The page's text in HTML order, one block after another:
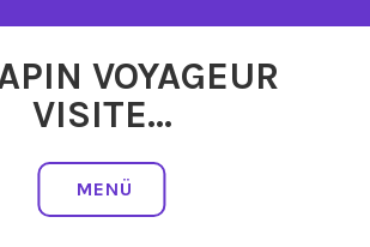
VOYAGEUR
VISITE…
MENÜ